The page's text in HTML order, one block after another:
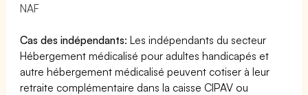
NAF
Cas des indépendants: Les indépendants du secteur
Hébergement médicalisé pour adultes handicapés et
autre hébergement médicalisé peuvent cotiser à leur
retraite complémentaire dans la caisse CIPAV ou